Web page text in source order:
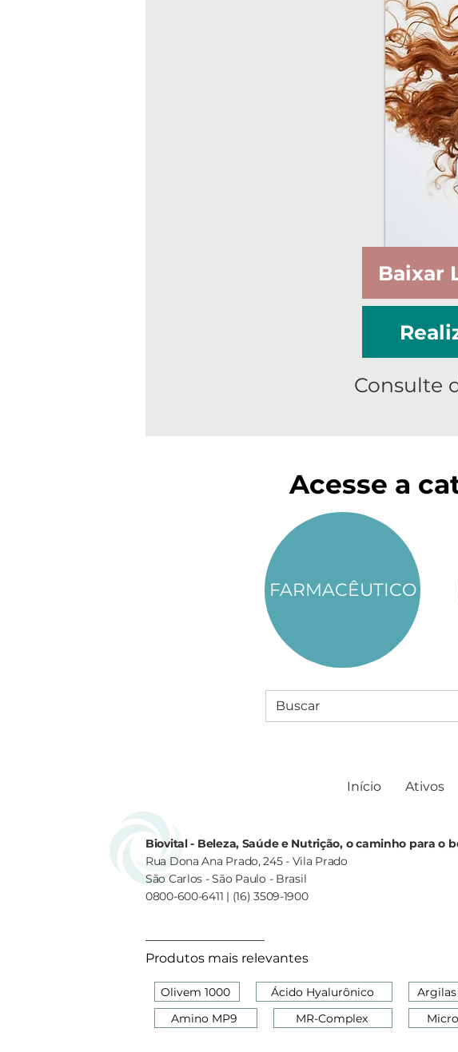
Baixar
Consulte
Acesse a
FARMACÊUTICO
Biovital - Beleza, Saúde e Nutrição, o caminho para o
Rua Dona Ana Prado, 245 - Vila Prado
São Carlos - São Paulo - Brasil
0800-600-6411 | (16) 3509-1900
Início Ativos
Produtos mais relevantes
Olivem 1000
Ácido Hyalurônico
Amino MP9
MR-Complex